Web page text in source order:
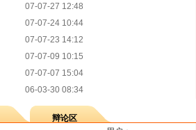
07-07-27 12:48
07-07-24 10:44
07-07-23 14:12
07-07-09 10:15
07-07-07 15:04
06-03-30 08:34
辩论区